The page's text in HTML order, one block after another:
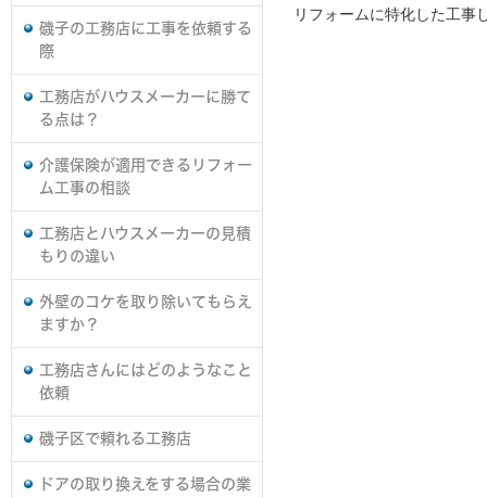
磯子の工務店に工事を依頼する
際
工務店がハウスメーカーに勝て
る点は？
介護保険が適用できるリフォー
ム工事の相談
工務店とハウスメーカーの見積
もりの違い
外壁のコケを取り除いてもらえ
ますか？
工務店さんにはどのようなこと
依頼
磯子区で頼れる工務店
ドアの取り換えをする場合の業
リフォームに特化した工事